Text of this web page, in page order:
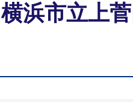
横浜市立上